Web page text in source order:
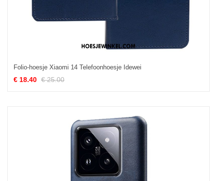
Folio-hoesje Xiaomi 14 Telefoonhoesje Idewei
€ 18.40 € 25.00